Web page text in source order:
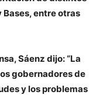
entre otras
Sáenz dijo: “La
gobernadores de
y los problemas